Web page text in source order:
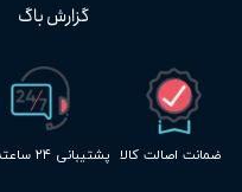
پشتیبانی ۲۴ ساعته ضمانت اصالت کالا
گزارش باگ